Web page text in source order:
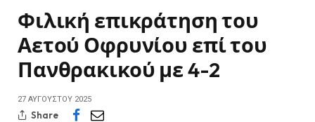
Φιλική επικράτηση του
Αετού Οφρυνίου επί του
Πανθρακικού με 4-2
27 ΑΥΓΟΎΣΤΟΥ 2025
Share